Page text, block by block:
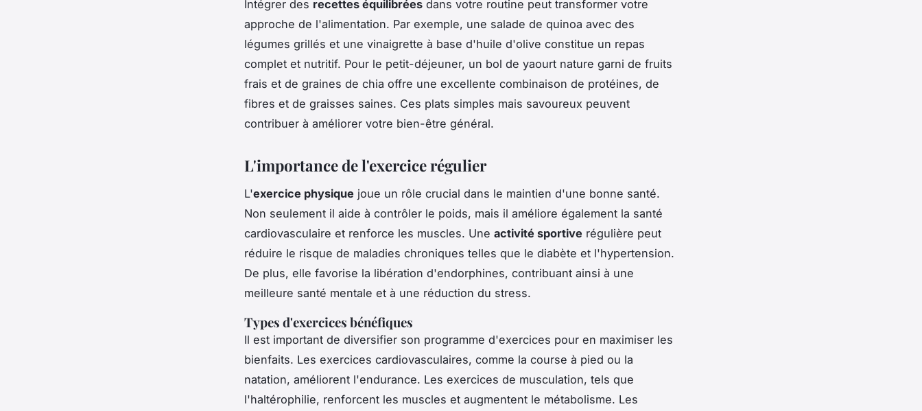
Intégrer des recettes équilibrées dans votre routine peut transformer votre
approche de l'alimentation. Par exemple, une salade de quinoa avec des
légumes grillés et une vinaigrette à base d'huile d'olive constitue un repas
complet et nutritif. Pour le petit-déjeuner, un bol de yaourt nature garni de fruits
frais et de graines de chia offre une excellente combinaison de protéines, de
fibres et de graisses saines. Ces plats simples mais savoureux peuvent
contribuer à améliorer votre bien-être général.
L'importance de l'exercice régulier
L'exercice physique joue un rôle crucial dans le maintien d'une bonne santé.
Non seulement il aide à contrôler le poids, mais il améliore également la santé
cardiovasculaire et renforce les muscles. Une activité sportive régulière peut
réduire le risque de maladies chroniques telles que le diabète et l'hypertension.
De plus, elle favorise la libération d'endorphines, contribuant ainsi à une
meilleure santé mentale et à une réduction du stress.
Types d'exercices bénéfiques
Il est important de diversifier son programme d'exercices pour en maximiser les
bienfaits. Les exercices cardiovasculaires, comme la course à pied ou la
natation, améliorent l'endurance. Les exercices de musculation, tels que
l'haltérophilie, renforcent les muscles et augmentent le métabolisme. Les